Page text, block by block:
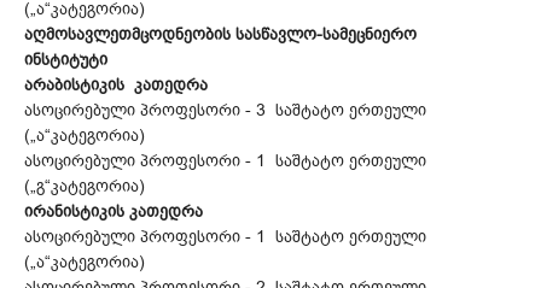
(„ა“კატეგორია)
აღმოსავლეთმცოდნეობის სასწავლო-სამეცნიერო
ინსტიტუტი
არაბისტიკის კათედრა
ასოცირებული პროფესორი - 3 საშტატო ერთეული
(„ა“კატეგორია)
ასოცირებული პროფესორი - 1 საშტატო ერთეული
(„გ“კატეგორია)
ირანისტიკის კათედრა
ასოცირებული პროფესორი - 1 საშტატო ერთეული
(„ა“კატეგორია)